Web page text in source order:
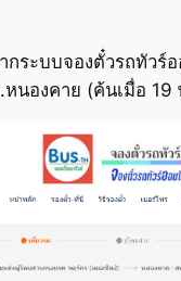
กระบบจองตั๋วรถทัวร์
หนองคาย (ค้นเมื่อ